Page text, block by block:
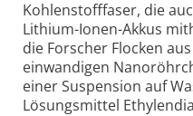
Kohlenstofffaser, die
Lithium-Ionen-Akkus
die Forscher Flocken
einwandigen
einer Suspension auf
Lösungsmittel